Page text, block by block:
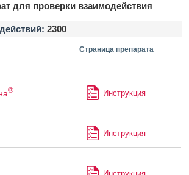
для проверки взаимодействия
2300
Страница препарата
® Инструкция
Инструкция